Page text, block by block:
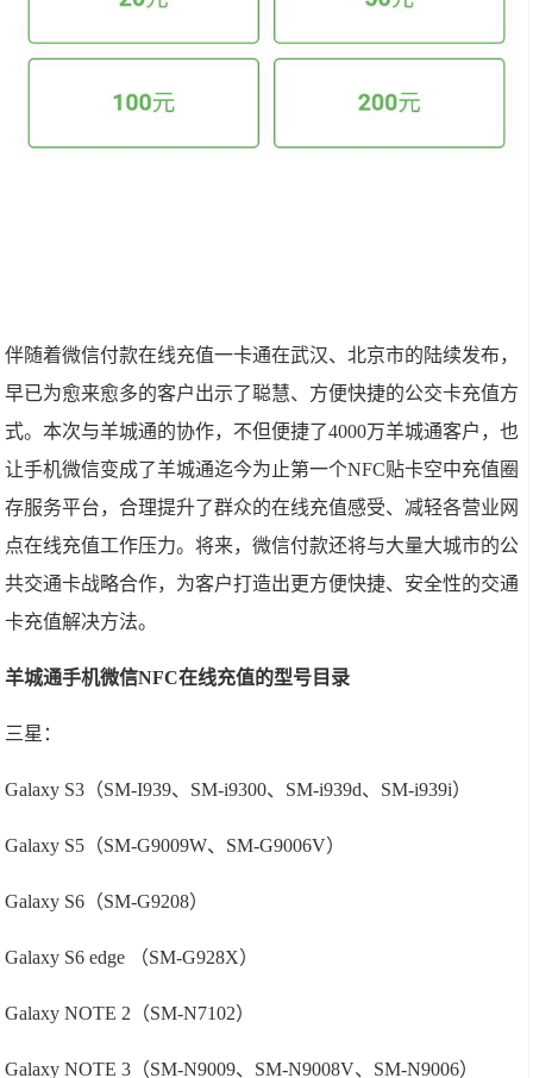
伴随着微信付款在线充值一卡通在武汉、北京市的陆续发布，
早已为愈来愈多的客户出示了聪慧、方便快捷的公交卡充值方
式。本次与羊城通的协作，不但便捷了4000万羊城通客户，也
让手机微信变成了羊城通迄今为止第一个NFC贴卡空中充值圈
存服务平台，合理提升了群众的在线充值感受、减轻各营业网
点在线充值工作压力。将来，微信付款还将与大量大城市的公
共交通卡战略合作，为客户打造出更方便快捷、安全性的交通
卡充值解决方法。
羊城通手机微信NFC在线充值的型号目录
三星：
Galaxy S3（SM-I939、SM-i9300、SM-i939d、SM-i939i）
Galaxy S5（SM-G9009W、SM-G9006V）
Galaxy S6（SM-G9208）
Galaxy S6 edge （SM-G928X）
Galaxy NOTE 2（SM-N7102）
Galaxy NOTE 3（SM-N9009、SM-N9008V、SM-N9006）